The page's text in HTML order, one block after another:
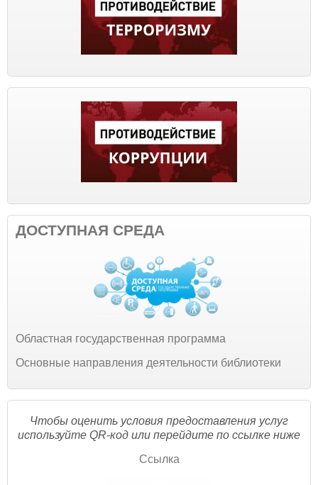
ДОСТУПНАЯ СРЕДА
Областная государственная программа
Основные направления деятельности библиотеки
Чтобы оценить условия предоставления услуг
используйте QR-код или перейдите по ссылке ниже
Ссылка